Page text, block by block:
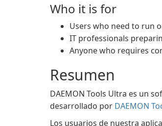
Who it is for
Users who need to run
IT professionals
Anyone who requires
Resumen
DAEMON Tools Ultra es un
desarrollado por DAEMON
Los usuarios de nuestra